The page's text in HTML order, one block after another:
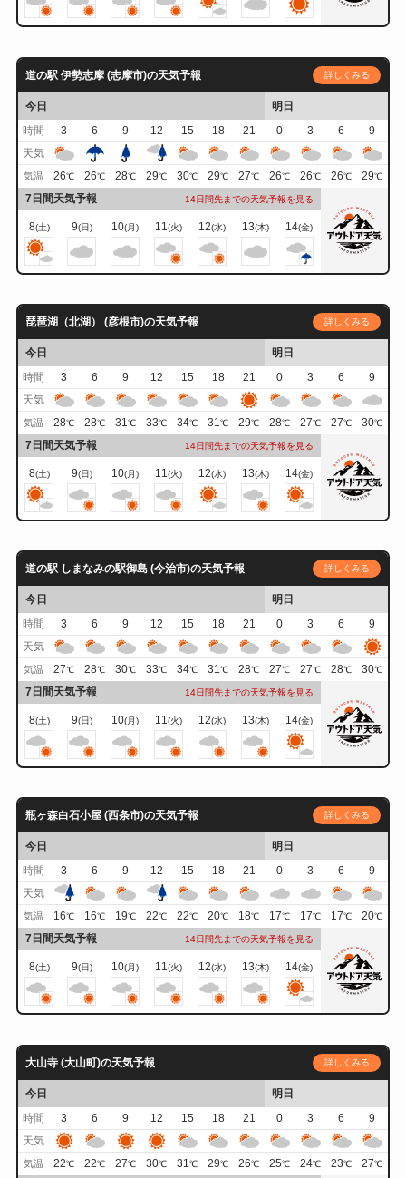
道の駅 伊勢志摩 (志摩市)の天気予報 詳しくみる
今日
明日
時間
3 6 9 12 15 18 21 0 3 6
9
天気
気温 26℃ 26℃ 28℃ 29℃ 30℃ 29℃ 27℃ 26℃ 26℃ 26℃ 29℃
7日間天気予報 14日間先までの天気予報を見る
8(土) 9(日) 10(月) 11 (火) 12(水) 13(木) 14(金)
琵琶湖（北湖） (彦根市)の天気予報 詳しくみる
今日
明日
時間
3 6 9 12 15 18 21 0 3 6
9
天気
気温 28℃ 28℃ 31℃ 33℃ 34℃ 31℃ 29℃ 28℃ 27℃ 27℃ 30℃
7日間天気予報 14日間先までの天気予報を見る
8(土) 9(日) 10(月) 11(火) 12(水) 13(木) 14(金)
道の駅 しまなみの駅御島 (今治市)の天気予報 詳しくみる
今日
明日
時間
3 6 9 12 15 18 21 0 3 6
9
天気
気温 27℃ 28℃ 30℃ 33℃ 34℃ 31℃ 28℃ 27℃ 27℃ 28℃ 30℃
7日間天気予報 14日間先までの天気予報を見る
8(土) 9(日) 10(月) 11(火) 12(水) 13(木) 14(金)
瓶ヶ森白石小屋 (西条市)の天気予報 詳しくみる
今日
明日
時間
3 6 9 12 15 18 21 0 3 6
9
天気
気温 16℃ 16℃ 19℃ 22℃ 22℃ 20℃ 18℃ 17℃ 17℃ 17℃ 20℃
7日間天気予報 14日間先までの天気予報を見る
8(土) 9(日) 10(月) 11(火) 12(水) 13(木) 14(金)
大山寺 (大山町)の天気予報 詳しくみる
今日
明日
時間
3 6 9 12 15 18 21 0 3 6
9
天気
気温 22℃ 22℃ 27℃ 30℃ 31℃ 29℃ 26℃ 25℃ 24℃ 23℃ 27℃